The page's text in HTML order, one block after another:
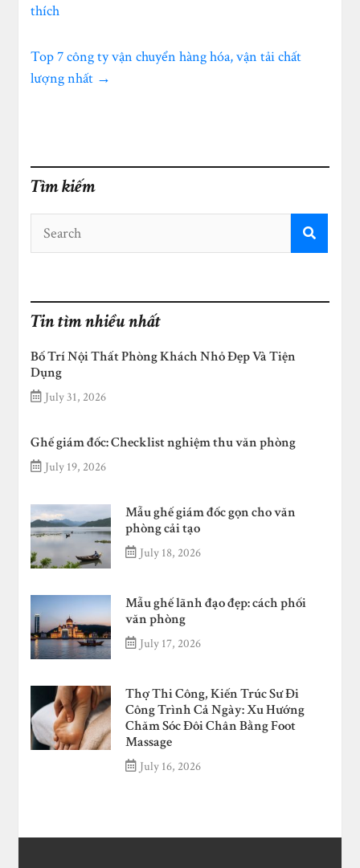
thích
Top 7 công ty vận chuyển hàng hóa, vận tải chất
lượng nhất →
Tìm kiếm
Tin tìm nhiều nhất
Bố Trí Nội Thất Phòng Khách Nhỏ Đẹp Và Tiện
Dụng
July 31, 2026
Ghế giám đốc: Checklist nghiệm thu văn phòng
July 19, 2026
Mẫu ghế giám đốc gọn cho văn
phòng cải tạo
July 18, 2026
Mẫu ghế lãnh đạo đẹp: cách phối
văn phòng
July 17, 2026
Thợ Thi Công, Kiến Trúc Sư Đi
Công Trình Cả Ngày: Xu Hướng
Chăm Sóc Đôi Chân Bằng Foot
Massage
July 16, 2026